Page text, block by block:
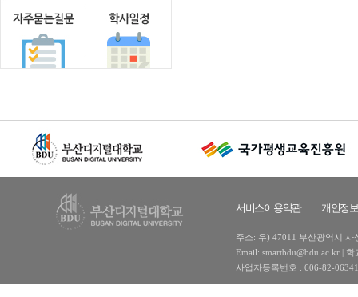
서비스이용약관 개인정
주소: 우) 47011 부산광역시 사
Email: smartbdu@bdu.ac.kr |
사업자등록번호 : 606-82-